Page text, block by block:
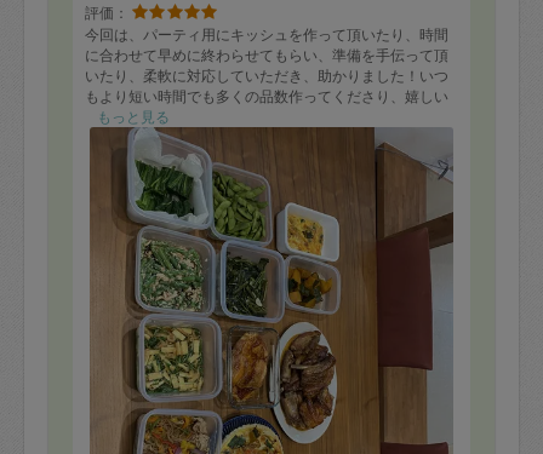
評価：
今回は、パーティ用にキッシュを作って頂いたり、時間
に合わせて早めに終わらせてもらい、準備を手伝って頂
いたり、柔軟に対応していただき、助かりました！いつ
もより短い時間でも多くの品数作ってくださり、嬉しい
です！
そして、いつも一歳の娘がいてバタバタしてる中で、な
つしおさんが笑顔でいてくださるので、娘も機嫌良く過
ごしてくれて、ありがたいです！
いつも、こちらの意向に沿って色々と対応してくださ
り、本当にありがとうございます！
もっと見る